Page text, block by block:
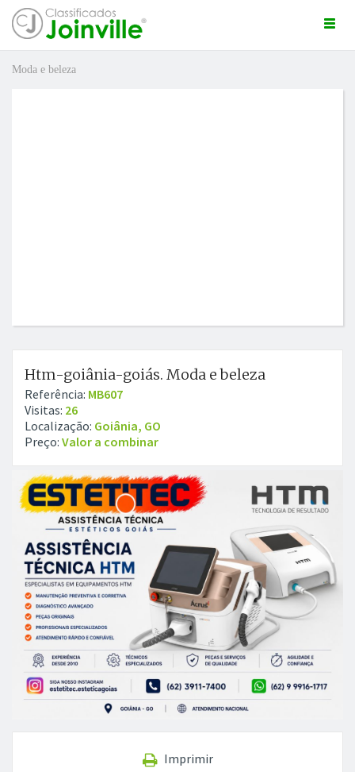
Moda e beleza
Htm-goiânia-goiás. Moda e beleza
Referência: MB607
Visitas: 26
Localização: Goiânia, GO
Preço: Valor a combinar
Imprimir
GRÁTIS